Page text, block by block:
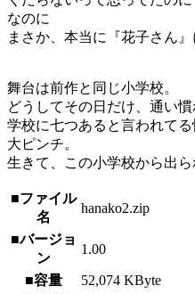
なのに
まさか、本当に『花子さん
舞台は前作と同じ小学校。
どうしてその日だけ、通い
学校に七つあると言われて
大ピンチ。
生きて、この小学校から出
■ファイル
名
hanako2.zip
■バージョ
ン
1.00
■容量
52,074 KByte